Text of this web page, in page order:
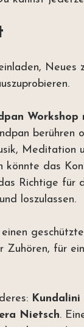
Neues
Workshop
berühren
Meditation
könnte das
Richtige für
loszulassen.
für
Nietsch.